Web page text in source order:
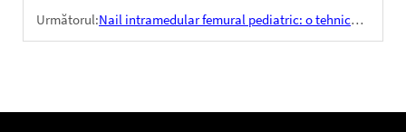
Următorul:Nail intramedular femural pediatric: o tehnică de fixare a fracturilor concepută special pentru copii